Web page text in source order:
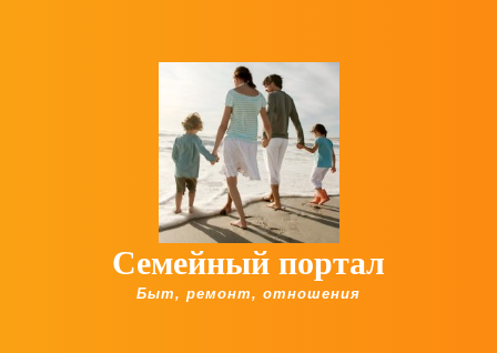
Семейный портал
Быт, ремонт, отношения